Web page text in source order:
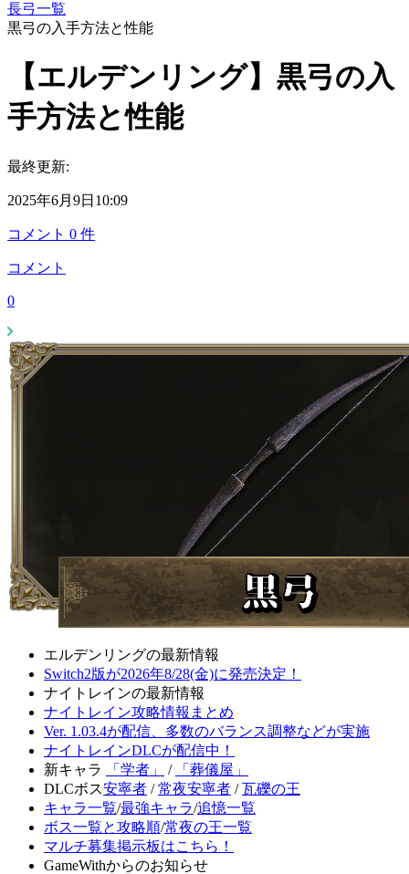
長弓一覧
黒弓の入手方法と性能
【エルデンリング】黒弓の入
手方法と性能
最終更新:
2025年6月9日10:09
コメント 0 件
コメント
0
エルデンリングの最新情報
Switch2版が2026年8/28(金)に発売決定！
ナイトレインの最新情報
ナイトレイン攻略情報まとめ
Ver. 1.03.4が配信、多数のバランス調整などが実施
ナイトレインDLCが配信中！
新キャラ
「学者」 /
「葬儀屋」
DLCボス安寧者 /常夜安寧者 /瓦礫の王
キャラ一覧/最強キャラ/追憶一覧
ボス一覧と攻略順/常夜の王一覧
マルチ募集掲示板はこちら！
GameWithからのお知らせ